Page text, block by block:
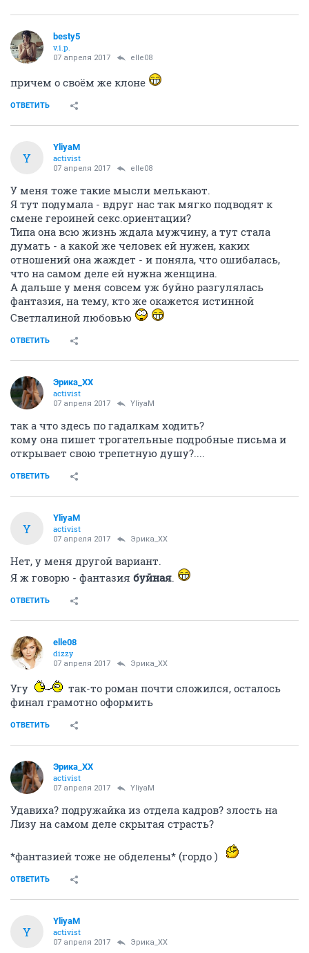
besty5
v.i.p.
07 апреля 2017 elle08
причем о своём же клоне
ОТВЕТИТЬ
Y
YliyaM
activist
07 апреля 2017 elle08
У меня тоже такие мысли мелькают.
Я тут подумала - вдруг нас так мягко подводят к
смене героиней секс.ориентации?
Типа она всю жизнь ждала мужчину, а тут стала
думать - а какой же человек ей нужен, каких
отношений она жаждет - и поняла, что ошибалась,
что на самом деле ей нужна женщина.
А дальше у меня совсем уж буйно разгулялась
фантазия, на тему, кто же окажется истинной
Светлалиной любовью
ОТВЕТИТЬ
Эрика_ХХ
activist
07 апреля 2017 YliyaM
так а что здесь по гадалкам ходить?
кому она пишет трогательные подробные письма и
открывает свою трепетную душу?....
ОТВЕТИТЬ
Y
YliyaM
activist
07 апреля 2017 Эрика_ХХ
Нет, у меня другой вариант.
Я ж говорю - фантазия буйная.
ОТВЕТИТЬ
elle08
dizzy
07 апреля 2017 Эрика_ХХ
Угу
так-то роман почти сложился, осталось
финал грамотно оформить
ОТВЕТИТЬ
Эрика_ХХ
activist
07 апреля 2017 YliyaM
Удавиха? подружайка из отдела кадров? злость на
Лизу на самом деле скрытая страсть?
*фантазией тоже не обделены* (гордо )
ОТВЕТИТЬ
Y
YliyaM
activist
07 апреля 2017 Эрика_ХХ